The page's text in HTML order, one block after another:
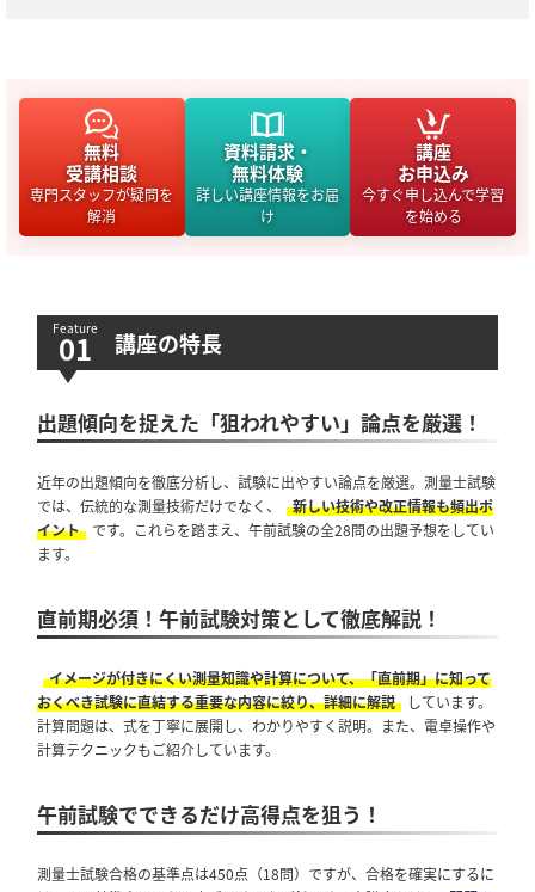
無料
受講相談
専門スタッフが疑問を
解消
資料請求・
無料体験
詳しい講座情報をお届
け
講座
お申込み
今すぐ申し込んで学習
を始める
講座の特長
出題傾向を捉えた「狙われやすい」論点を厳選！
近年の出題傾向を徹底分析し、試験に出やすい論点を厳選。測量士試験
では、伝統的な測量技術だけでなく、
新しい技術や改正情報も頻出ポ
イント
です。これらを踏まえ、午前試験の全28問の出題予想をしてい
ます。
直前期必須！午前試験対策として徹底解説！
イメージが付きにくい測量知識や計算について、「直前期」に知って
おくべき試験に直結する重要な内容に絞り、詳細に解説
しています。
計算問題は、式を丁寧に展開し、わかりやすく説明。また、電卓操作や
計算テクニックもご紹介しています。
午前試験でできるだけ高得点を狙う！
測量士試験合格の基準点は450点（18問）ですが、合格を確実にするに